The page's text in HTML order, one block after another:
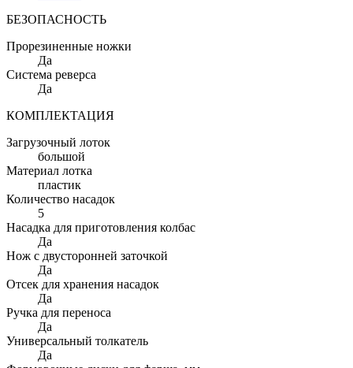
БЕЗОПАСНОСТЬ
Прорезиненные ножки
Да
Система реверса
Да
КОМПЛЕКТАЦИЯ
Загрузочный лоток
большой
Материал лотка
пластик
Количество насадок
5
Насадка для приготовления колбас
Да
Нож с двусторонней заточкой
Да
Отсек для хранения насадок
Да
Ручка для переноса
Да
Универсальный толкатель
Да